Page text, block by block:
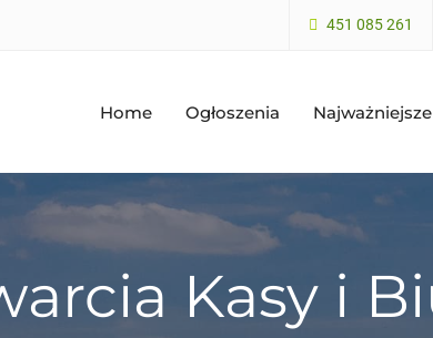
451 085 261
Home Ogłoszenia Najważniejsze
Kasy i